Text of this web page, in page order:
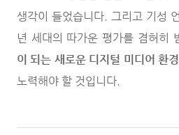
생각이 들었습니다. 그리고 기성
년 세대의 따가운 평가를 겸허히
이 되는 새로운 디지털 미디어 환
노력해야 할 것입니다.